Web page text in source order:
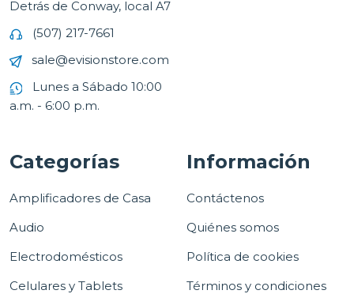
Detrás de Conway, local A7
(507) 217-7661
sale@evisionstore.com
Lunes a Sábado 10:00
a.m. - 6:00 p.m.
Categorías
Amplificadores de Casa
Audio
Electrodomésticos
Celulares y Tablets
Información
Contáctenos
Quiénes somos
Política de cookies
Términos y condiciones